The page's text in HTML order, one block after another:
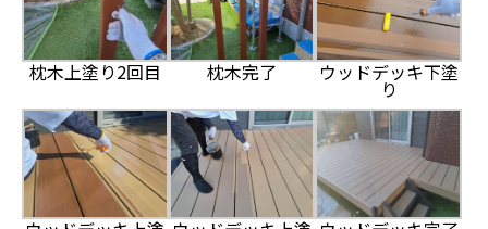
枕木上塗り2回目 枕木完了 ウッドデッキ下塗
り